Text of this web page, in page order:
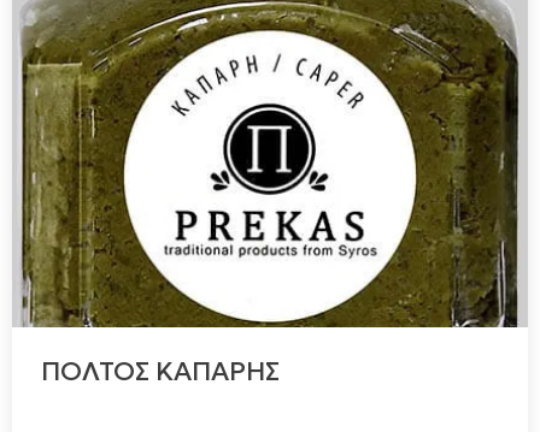
ΠΟΛΤΟΣ ΚΑΠΑΡΗΣ